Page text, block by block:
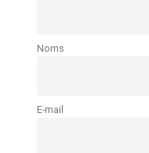
Noms
E-mail